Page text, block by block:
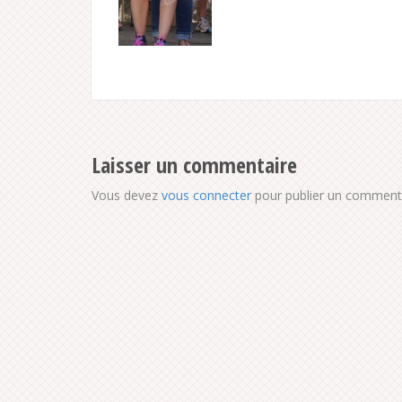
Laisser un commentaire
Vous devez vous connecter pour publier un